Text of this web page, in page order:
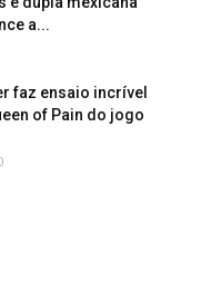
a...
faz ensaio incrível
of Pain do jogo